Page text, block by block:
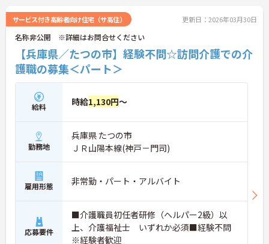
「人の手で介護を行う」ことを基本とした施設で、
利用者様と密に関わりながらご勤務したい方におす
すめの求人です！
サービス付き高齢者向け住宅（サ高住） 更新日：2026年03月30日
名称非公開 ※詳細はお問合せください
【兵庫県／たつの市】経験不問☆訪問介護での介
護職の募集＜パート＞
給料 時給1,130円～
勤務地
兵庫県 たつの市
ＪＲ山陽本線(神戸－門司)
雇用形態 非常勤・パート・アルバイト
応募要件
■介護職員初任者研修（ヘルパー2級）以
上、介護福祉士 いずれか必須■経験不問
※経験者歓迎